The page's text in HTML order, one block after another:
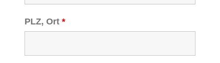
PLZ, Ort *